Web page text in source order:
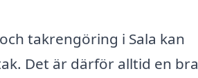
takrengöring i Sala kan
Det är därför alltid en bra